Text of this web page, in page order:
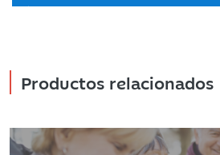
Productos relacionados